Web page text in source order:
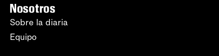
Nosotros
Sobre la diaria
Equipo